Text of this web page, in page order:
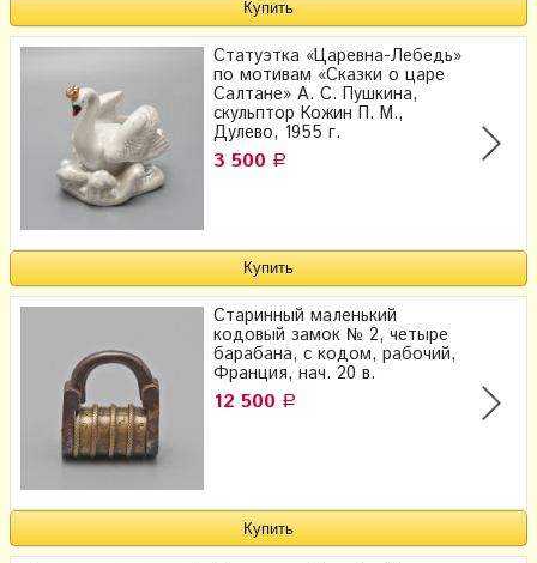
Статуэтка «Царевна-Лебедь»
по мотивам «Сказки о царе
Салтане» А. С. Пушкина,
скульптор Кожин П. М.,
Дулево, 1955 г.
3 500 Р
Старинный маленький
кодовый замок № 2, четыре
барабана, с кодом, рабочий,
Франция, нач. 20 в.
12 500 Р